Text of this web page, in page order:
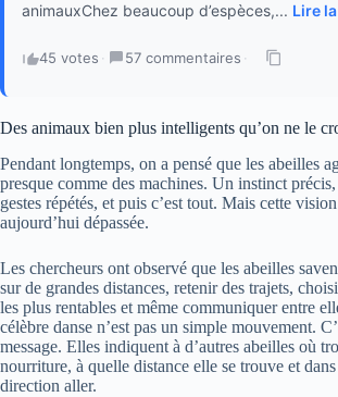
animauxChez beaucoup d’espèces,... Lire
45 votes · 57 commentaires ·
Des animaux bien plus intelligents qu’on ne le
Pendant longtemps, on a pensé que les abeilles
presque comme des machines. Un instinct
gestes répétés, et puis c’est tout. Mais cette
aujourd’hui dépassée.
Les chercheurs ont observé que les abeilles
sur de grandes distances, retenir des trajets,
les plus rentables et même communiquer entre
célèbre danse n’est pas un simple mouvement.
message. Elles indiquent à d’autres abeilles où
nourriture, à quelle distance elle se trouve et
direction aller.